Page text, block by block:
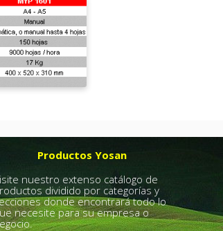
Productos Yosan
nuestro extenso catálogo de
dividido por categorías y
donde encontrará todo lo
necesite para su empresa o